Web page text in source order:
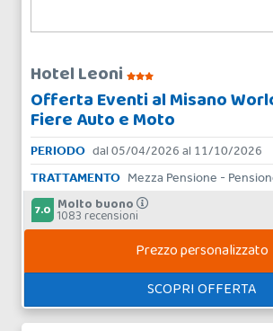
Hotel Leoni
Offerta Eventi al Misano
Fiere Auto e Moto
PERIODO dal 05/04/2026 al 11/10/2026
TRATTAMENTO
7.0 Molto buono
1083 recensioni
Prezzo personalizzato
SCOPRI OFFERTA